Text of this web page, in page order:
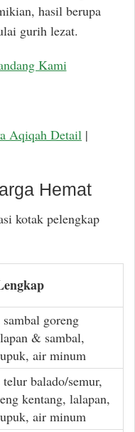
hasil berupa
gurih lezat.
Kami
Aqiqah Detail |
Hemat
kotak pelengkap
goreng
& sambal,
air minum
balado/semur,
kentang, lalapan,
air minum